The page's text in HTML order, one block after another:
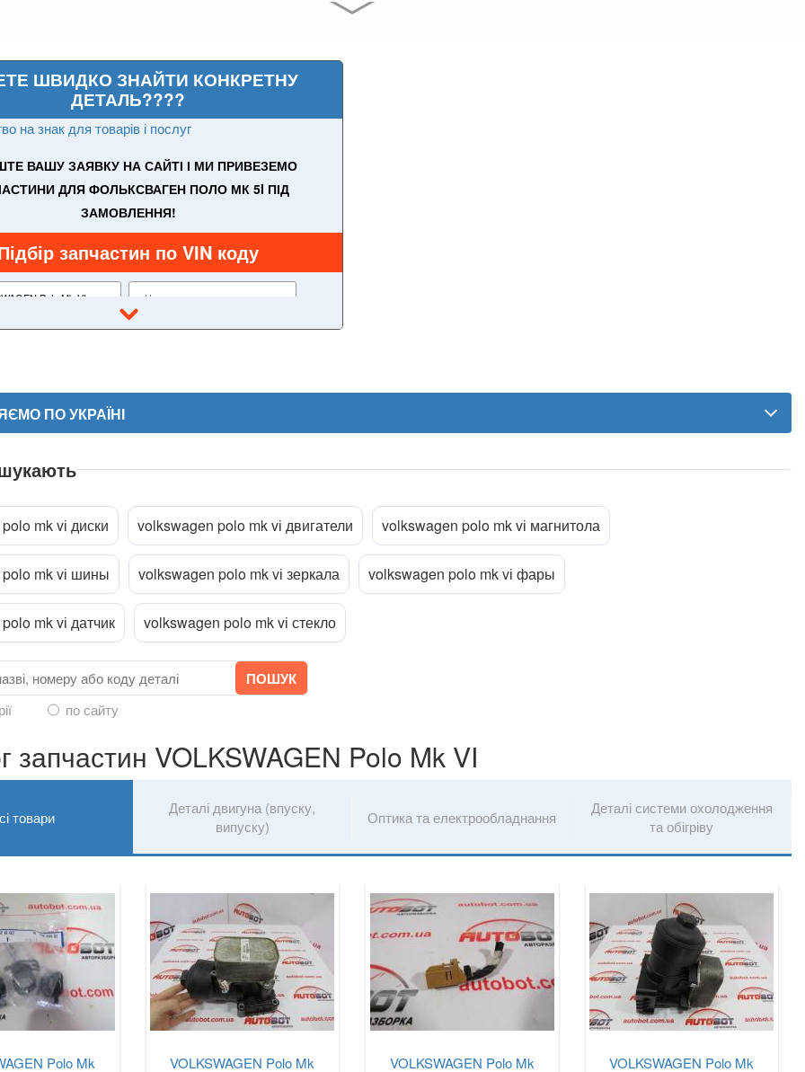
ШВИДКО ЗНАЙТИ КОНКРЕТНУ
ДЕТАЛЬ????
на знак для товарів і послуг
ВАШУ ЗАЯВКУ НА САЙТІ І МИ ПРИВЕЗЕМО
ДЛЯ ФОЛЬКСВАГЕН ПОЛО МК 5I ПІД
ЗАМОВЛЕННЯ!
запчастин по VIN коду
файл
ПО УКРАЇНІ
mk vі диски volkswagen polo mk vі двигатели volkswagen polo mk vі магнитола
mk vі шины volkswagen polo mk vі зеркала volkswagen polo mk vі фары
mk vі датчик volkswagen polo mk vі стекло
по сайту
запчастин VOLKSWAGEN Polo Mk VI
товари
Деталі двигуна (впуску,
випуску)
Оптика та електрообладнання
Деталі системи охолодження
та обігріву
Polo Mk
VOLKSWAGEN Polo Mk
VOLKSWAGEN Polo Mk
VOLKSWAGEN Polo Mk